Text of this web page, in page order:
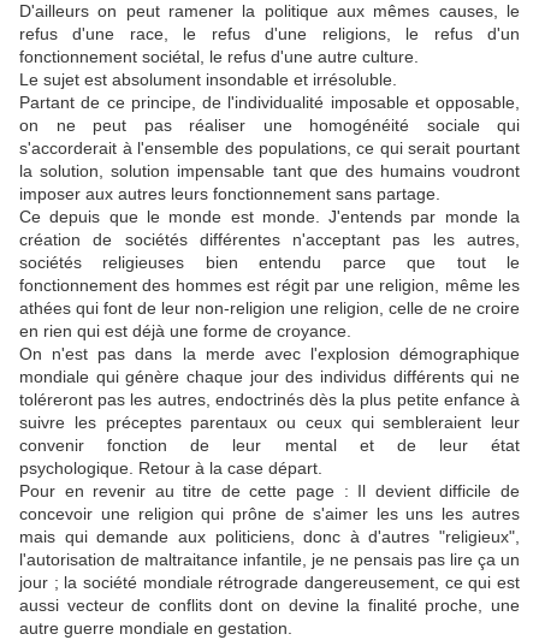
D'ailleurs on peut ramener la politique aux mêmes causes, le
refus d'une race, le refus d'une religions, le refus d'un
fonctionnement sociétal, le refus d'une autre culture.
Le sujet est absolument insondable et irrésoluble.
Partant de ce principe, de l'individualité imposable et opposable,
on ne peut pas réaliser une homogénéité sociale qui
s'accorderait à l'ensemble des populations, ce qui serait pourtant
la solution, solution impensable tant que des humains voudront
imposer aux autres leurs fonctionnement sans partage.
Ce depuis que le monde est monde. J'entends par monde la
création de sociétés différentes n'acceptant pas les autres,
sociétés religieuses bien entendu parce que tout le
fonctionnement des hommes est régit par une religion, même les
athées qui font de leur non-religion une religion, celle de ne croire
en rien qui est déjà une forme de croyance.
On n'est pas dans la merde avec l'explosion démographique
mondiale qui génère chaque jour des individus différents qui ne
toléreront pas les autres, endoctrinés dès la plus petite enfance à
suivre les préceptes parentaux ou ceux qui sembleraient leur
convenir fonction de leur mental et de leur état
psychologique. Retour à la case départ.
Pour en revenir au titre de cette page : Il devient difficile de
concevoir une religion qui prône de s'aimer les uns les autres
mais qui demande aux politiciens, donc à d'autres "religieux",
l'autorisation de maltraitance infantile, je ne pensais pas lire ça un
jour ; la société mondiale rétrograde dangereusement, ce qui est
aussi vecteur de conflits dont on devine la finalité proche, une
autre guerre mondiale en gestation.